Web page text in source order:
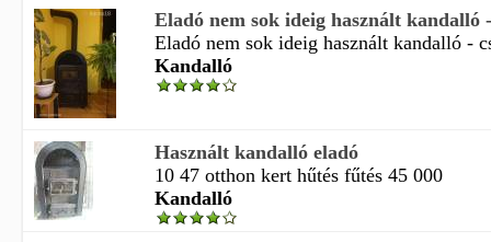
Eladó nem sok ideig használt kandalló
Eladó nem sok ideig használt kandalló -
Kandalló
Használt kandalló eladó
10 47 otthon kert hűtés fűtés 45 000
Kandalló